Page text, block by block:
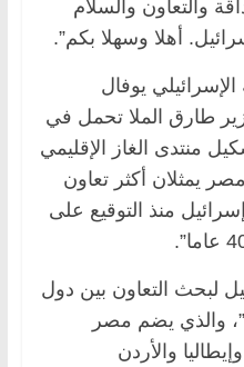
والتعاون والسلام
أهلا وسهلا بكم”.
يوفال
طارق الملا تحمل في
منتدى الغاز الإقليمي
يمثلان أكثر تعاون
منذ التوقيع على
لبحث التعاون بين دول
والذي يضم مصر
والأردن